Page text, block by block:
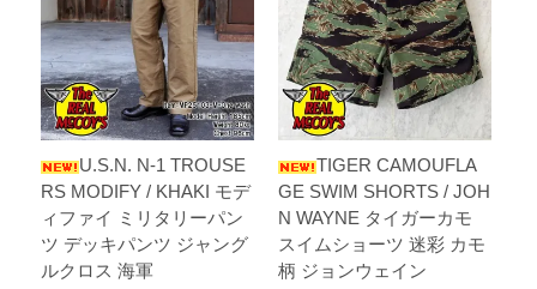
U.S.N. N-1 TROUSE
RS MODIFY / KHAKI モデ
ィファイ ミリタリーパン
ツ デッキパンツ ジャング
ルクロス 海軍
TIGER CAMOUFLA
GE SWIM SHORTS / JOH
N WAYNE タイガーカモ
スイムショーツ 迷彩 カモ
柄 ジョンウェイン